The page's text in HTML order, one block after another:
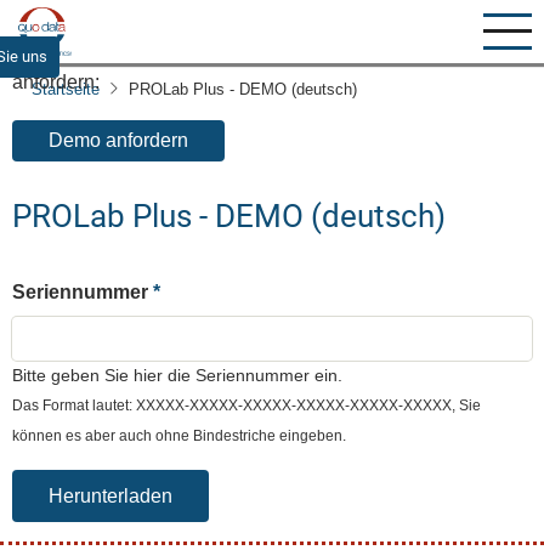
Direkt
zum
uns
Startseite
PROLab Plus - DEMO (deutsch)
Eine kostenlose Demoversion von PROLab können Sie hier
anfordern:
Demo anfordern
PROLab Plus - DEMO (deutsch)
Seriennummer
Bitte geben Sie hier die Seriennummer ein.
Das Format lautet: XXXXX-XXXXX-XXXXX-XXXXX-XXXXX-XXXXX, Sie
können es aber auch ohne Bindestriche eingeben.